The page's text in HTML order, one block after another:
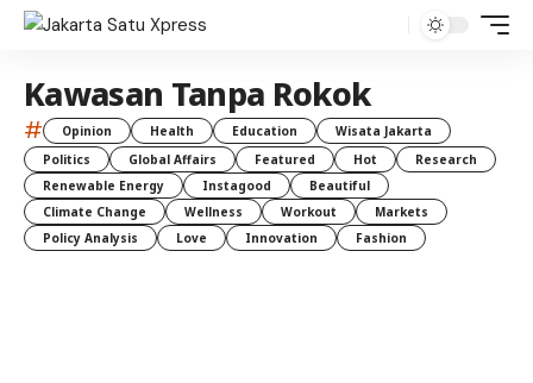
Kawasan Tanpa Rokok
# Opinion Health Education
Wisata Jakarta
Politics
Global Affairs Featured Hot
Research
Renewable Energy
Instagood
Beautiful
Climate Change
Wellness Workout
Markets
Policy Analysis
Love Innovation Fashion